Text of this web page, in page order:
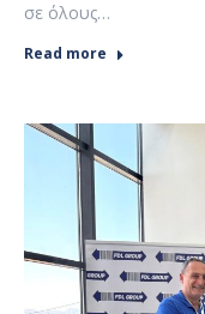
σε όλους…
Read more